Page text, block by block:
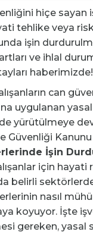
hiçe sayan
tehlike veya
işin
ve ihlal
haberimizde!
can
uygulanan yasal
yürütülmeye
ve Güvenliği
İşin
için hayati
belirli
nasıl
koyuyor. İşte
gereken, yasal